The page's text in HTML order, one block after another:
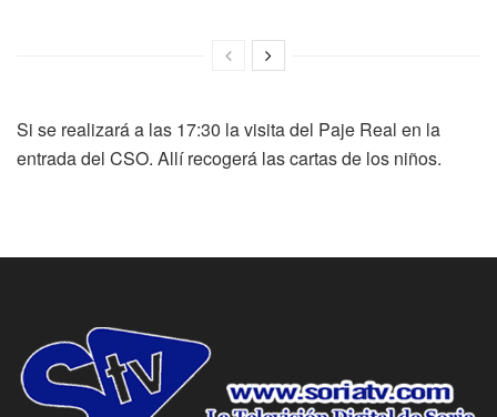
Si se realizará a las 17:30 la visita del Paje Real en la
entrada del CSO. Allí recogerá las cartas de los niños.